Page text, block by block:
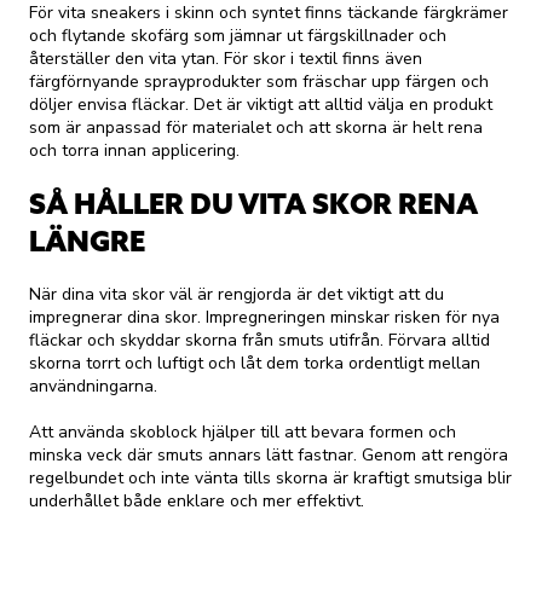
För vita sneakers i skinn och syntet finns täckande färgkrämer
och flytande skofärg som jämnar ut färgskillnader och
återställer den vita ytan. För skor i textil finns även
färgförnyande sprayprodukter som fräschar upp färgen och
döljer envisa fläckar. Det är viktigt att alltid välja en produkt
som är anpassad för materialet och att skorna är helt rena
och torra innan applicering.
SÅ HÅLLER DU VITA SKOR RENA
LÄNGRE
När dina vita skor väl är rengjorda är det viktigt att du
impregnerar dina skor. Impregneringen minskar risken för nya
fläckar och skyddar skorna från smuts utifrån. Förvara alltid
skorna torrt och luftigt och låt dem torka ordentligt mellan
användningarna.
Att använda skoblock hjälper till att bevara formen och
minska veck där smuts annars lätt fastnar. Genom att rengöra
regelbundet och inte vänta tills skorna är kraftigt smutsiga blir
underhållet både enklare och mer effektivt.